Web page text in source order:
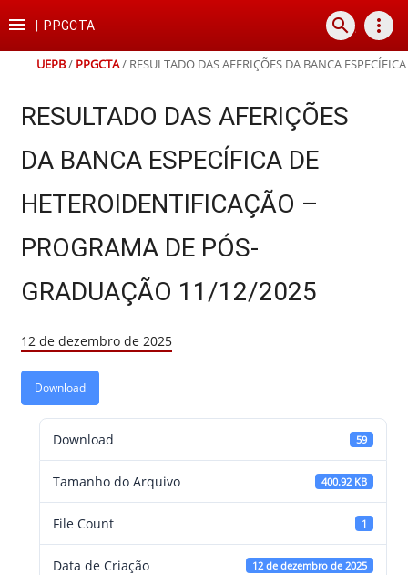
para
conteúdo
para
para
para
rodapé
 PPGCTA search more_vert
UEPB/ PPGCTA/ RESULTADO DAS AFERIÇÕES DA BANCA
RESULTADO DAS AFERIÇÕES
DA BANCA ESPECÍFICA DE
HETEROIDENTIFICAÇÃO –
PROGRAMA DE PÓS-
GRADUAÇÃO 11/12/2025
12 de dezembro de 2025
Download
Download 59
Tamanho do Arquivo 400.92 KB
File Count 1
Data de Criação 12 de dezembro de 2025